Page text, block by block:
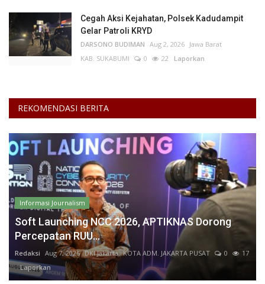
Cegah Aksi Kejahatan, Polsek Kadudampit
Gelar Patroli KRYD
DARSONO BUDIMAN Aug 2, 2026 Jawa Barat
KAB. SUKABUMI
0 22 Laporkan
REKOMENDASI BERITA
Informasi Journalism
Soft Launching NCC 2026, APTIKNAS Dorong
Percepatan RUU...
Redaksi Aug 7, 2026 DKI Jakarta KOTA ADM. JAKARTA PUSAT 0
17
Laporkan